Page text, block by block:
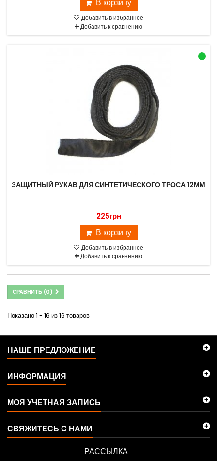
В корзину
Добавить в избранное
Добавить к сравнению
ЗАЩИТНЫЙ РУКАВ ДЛЯ СИНТЕТИЧЕСКОГО ТРОСА 12ММ
225грн
В корзину
Добавить в избранное
Добавить к сравнению
СРАВНИТЬ (0)
Показано 1 - 16 из 16 товаров
НАШЕ ПРЕДЛОЖЕНИЕ
ИНФОРМАЦИЯ
МОЯ УЧЕТНАЯ ЗАПИСЬ
СВЯЖИТЕСЬ С НАМИ
РАССЫЛКА